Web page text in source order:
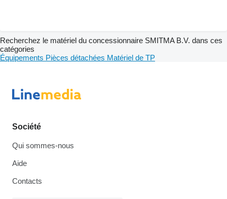
Recherchez le matériel du concessionnaire SMITMA B.V. dans ces
catégories
Équipements Pièces détachées Matériel de TP
Société
Qui sommes-nous
Aide
Contacts